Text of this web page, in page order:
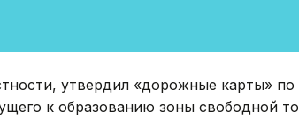
утвердил «дорожные карты» по
к образованию зоны свободной